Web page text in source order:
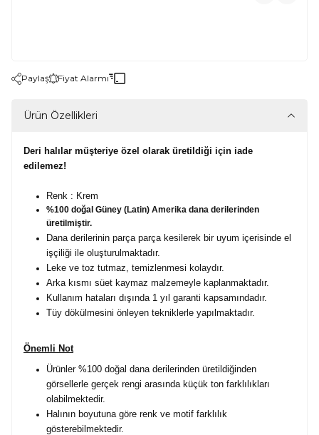
Paylaş Fiyat Alarmı
Ürün Özellikleri
Deri halılar müşteriye özel olarak üretildiği için iade
edilemez!
Renk : Krem
%100 doğal Güney (Latin) Amerika dana derilerinden
üretilmiştir.
Dana derilerinin parça parça kesilerek bir uyum içerisinde el
işçiliği ile oluşturulmaktadır.
Leke ve toz tutmaz, temizlenmesi kolaydır.
Arka kısmı süet kaymaz malzemeyle kaplanmaktadır.
Kullanım hataları dışında 1 yıl garanti kapsamındadır.
Tüy dökülmesini önleyen tekniklerle yapılmaktadır.
Önemli Not
Ürünler %100 doğal dana derilerinden üretildiğinden
görsellerle gerçek rengi arasında küçük ton farklılıkları
olabilmektedir.
Halının boyutuna göre renk ve motif farklılık
gösterebilmektedir.